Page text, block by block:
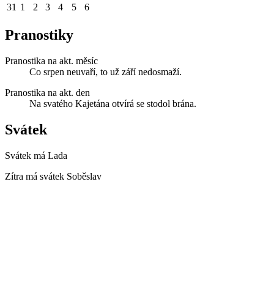
31 1 2 3 4 5 6
Pranostiky
Pranostika na akt. měsíc
Co srpen neuvaří, to už září nedosmaží.
Pranostika na akt. den
Na svatého Kajetána otvírá se stodol brána.
Svátek
Svátek má Lada
Zítra má svátek Soběslav